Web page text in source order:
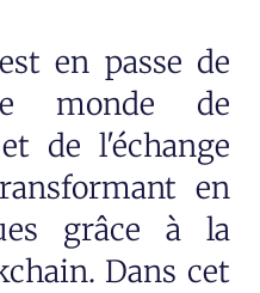
en passe de
monde de
de l'échange
en
grâce à la
Dans cet